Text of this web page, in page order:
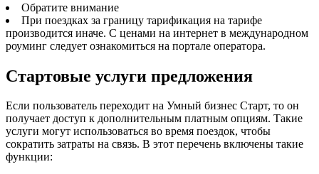
Обратите внимание
При поездках за границу тарификация на тарифе
производится иначе. С ценами на интернет в международном
роуминг следует ознакомиться на портале оператора.
Стартовые услуги предложения
Если пользователь переходит на Умный бизнес Старт, то он
получает доступ к дополнительным платным опциям. Такие
услуги могут использоваться во время поездок, чтобы
сократить затраты на связь. В этот перечень включены такие
функции: